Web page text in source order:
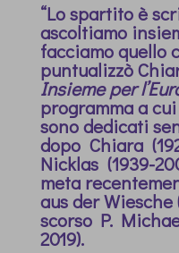
“Lo spartito è
ascoltiamo
facciamo quello
puntualizzò
Insieme per
programma a
sono dedicati
dopo Chiara
Nicklas (1939-
meta
aus der Wiesche
scorso P.
2019).